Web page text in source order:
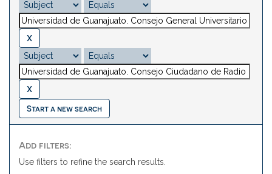
Start a new search
Add filters:
Use filters to refine the search results.